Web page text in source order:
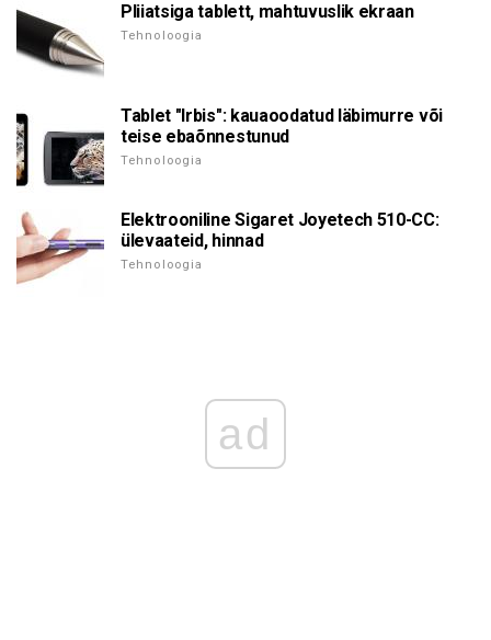
Pliiatsiga tablett, mahtuvuslik ekraan
Tehnoloogia
Tablet "Irbis": kauaoodatud läbimurre või
teise ebaõnnestunud
Tehnoloogia
Elektrooniline Sigaret Joyetech 510-CC:
ülevaateid, hinnad
Tehnoloogia
ad